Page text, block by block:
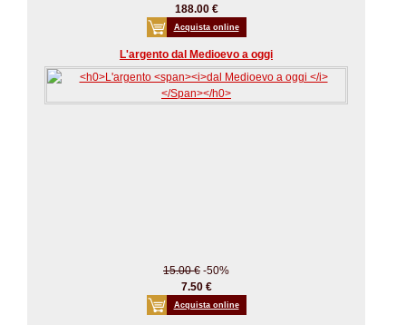
188.00 €
Acquista online
L'argento dal Medioevo a oggi
15.00 € -50%
7.50 €
Acquista online